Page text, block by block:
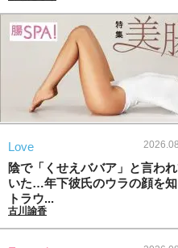
Love
陰で「くせえババア」と言わ
いた…年下彼氏のウラの顔を知
トラウ...
古川諭香